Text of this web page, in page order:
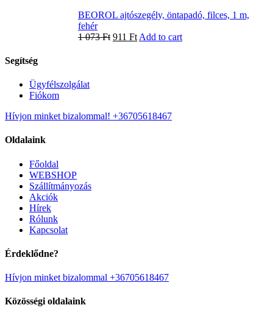
BEOROL ajtószegély, öntapadó, filces, 1 m,
fehér
1 073Ft 911 Ft Add to cart
Segítség
Ügyfélszolgálat
Fiókom
Hívjon minket bizalommal! +36705618467
Oldalaink
Főoldal
WEBSHOP
Szállítmányozás
Akciók
Hírek
Rólunk
Kapcsolat
Érdeklődne?
Hívjon minket bizalommal +36705618467
Közösségi oldalaink